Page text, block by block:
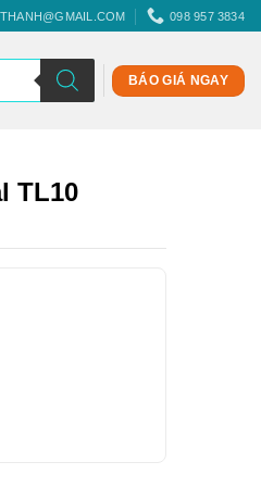
098 957 3834
BÁO GIÁ NGAY
TL10